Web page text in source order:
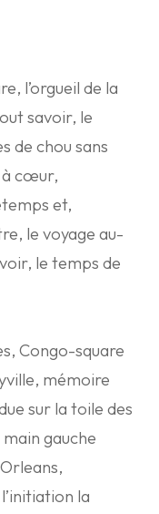
l’orgueil de la
savoir, le
de chou sans
à cœur,
et,
le voyage au-
le temps de
Congo-square
mémoire
sur la toile des
gauche
la